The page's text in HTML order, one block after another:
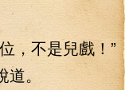
不是兒戲！”
。